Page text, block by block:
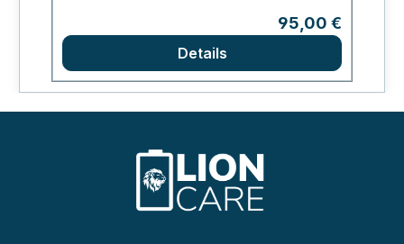
Regulärer Preis:
95,00 €
Details